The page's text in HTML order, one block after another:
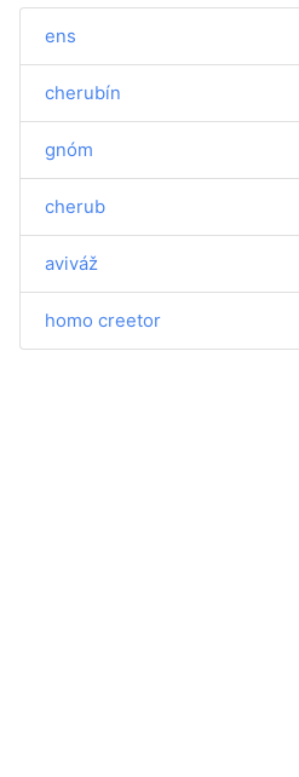
ens
cherubín
gnóm
cherub
aviváž
homo creetor